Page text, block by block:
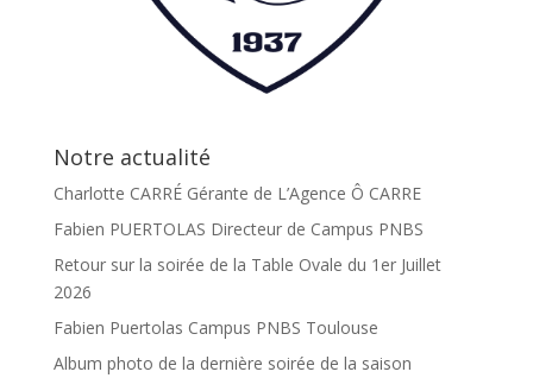
Notre actualité
Charlotte CARRÉ Gérante de L’Agence Ô CARRE
Fabien PUERTOLAS Directeur de Campus PNBS
Retour sur la soirée de la Table Ovale du 1er Juillet
2026
Fabien Puertolas Campus PNBS Toulouse
Album photo de la dernière soirée de la saison